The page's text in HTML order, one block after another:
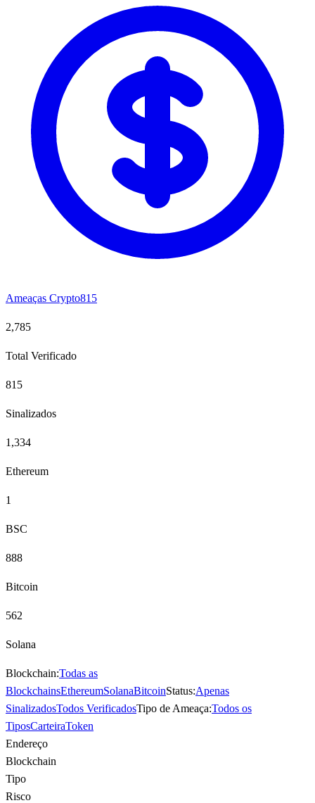
Ameaças Crypto815
2,785
Total Verificado
815
Sinalizados
1,334
Ethereum
1
BSC
888
Bitcoin
562
Solana
Blockchain:Todas as
BlockchainsEthereumSolanaBitcoinStatus:Apenas
SinalizadosTodos VerificadosTipo de Ameaça:Todos os
TiposCarteiraToken
Endereço
Blockchain
Tipo
Risco